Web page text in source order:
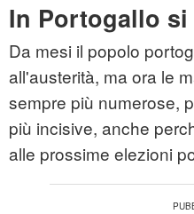
In Portogallo
Da mesi il popolo
all'austerità, ma ora le
sempre più numerose,
più incisive, anche
alle prossime elezioni